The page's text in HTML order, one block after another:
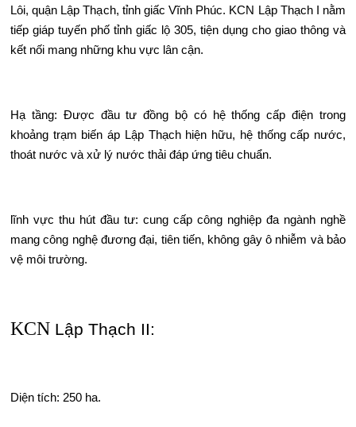
Lôi, quận Lập Thạch, tỉnh giấc Vĩnh Phúc. KCN Lập Thạch I nằm
tiếp giáp tuyến phố tỉnh giấc lộ 305, tiện dụng cho giao thông và
kết nối mang những khu vực lân cận.
Hạ tầng: Được đầu tư đồng bộ có hệ thống cấp điện trong
khoảng trạm biến áp Lập Thạch hiện hữu, hệ thống cấp nước,
thoát nước và xử lý nước thải đáp ứng tiêu chuẩn.
lĩnh vực thu hút đầu tư: cung cấp công nghiệp đa ngành nghề
mang công nghệ đương đại, tiên tiến, không gây ô nhiễm và bảo
vệ môi trường.
KCN Lập Thạch II:
Diện tích: 250 ha.